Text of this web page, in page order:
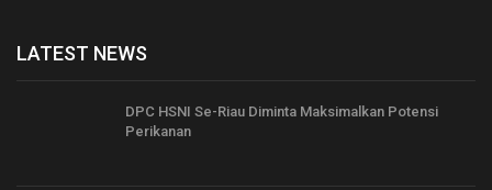
LATEST NEWS
DPC HSNI Se-Riau Diminta Maksimalkan Potensi
Perikanan